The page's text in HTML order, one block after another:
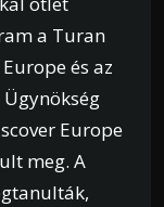
a Turan
és az
Europe
meg. A